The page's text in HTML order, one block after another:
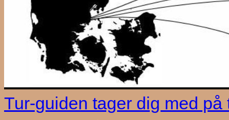
Tur-guiden tager dig med